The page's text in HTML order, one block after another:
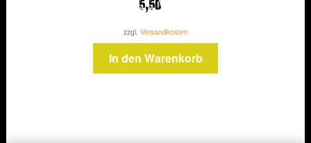
5,50
zzgl. Versandkosten
In den Warenkorb